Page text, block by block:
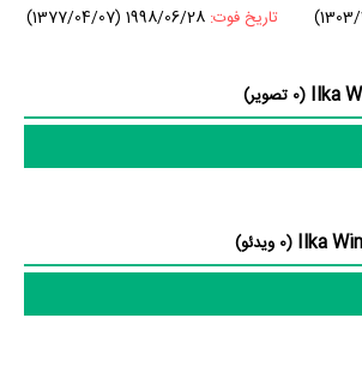
تاریخ فوت:
(0 تصویر)
(0 ویدئو)